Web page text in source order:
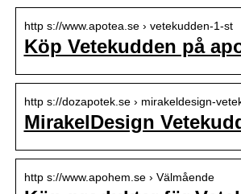
http s://www.apotea.se › vetekudden-1-st
Köp Vetekudden på
http s://dozapotek.se › mirakeldesign-
MirakelDesign
http s://www.apohem.se › Välmående